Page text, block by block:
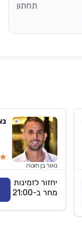
תחתון
נאור בן חוטה
יחזור לזמינות
מחר ב-21:00